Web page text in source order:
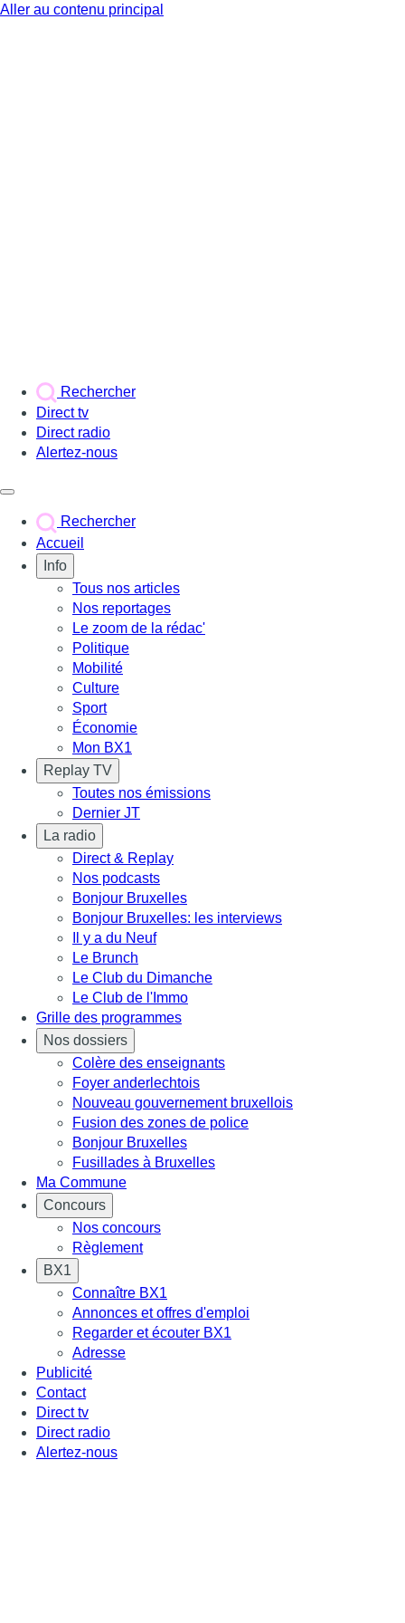
Aller au contenu principal
Rechercher
Direct tv
Direct radio
Alertez-nous
Rechercher
Accueil
Info
Tous nos articles
Nos reportages
Le zoom de la rédac'
Politique
Mobilité
Culture
Sport
Économie
Mon BX1
Replay TV
Toutes nos émissions
Dernier JT
La radio
Direct & Replay
Nos podcasts
Bonjour Bruxelles
Bonjour Bruxelles: les interviews
Il y a du Neuf
Le Brunch
Le Club du Dimanche
Le Club de l'Immo
Grille des programmes
Nos dossiers
Colère des enseignants
Foyer anderlechtois
Nouveau gouvernement bruxellois
Fusion des zones de police
Bonjour Bruxelles
Fusillades à Bruxelles
Ma Commune
Concours
Nos concours
Règlement
BX1
Connaître BX1
Annonces et offres d'emploi
Regarder et écouter BX1
Adresse
Publicité
Contact
Direct tv
Direct radio
Alertez-nous